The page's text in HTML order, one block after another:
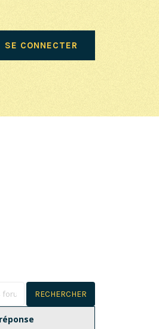
SE CONNECTER